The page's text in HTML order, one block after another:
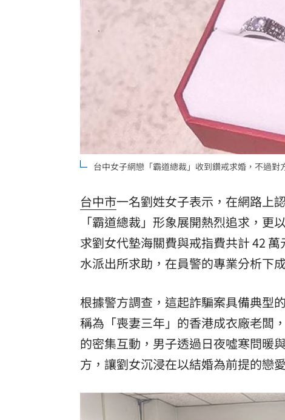
用戶注意！Gmail在2027年將「大砍3功能」
獨／詐10億囤黃金爆增值3倍：可望全拿回
台灣彩券開獎直播中 20:31
LIVE三立+24小時直播
三立iNEWS新聞台線上直播 18:00
「拍片人的多重宇宙」職涯論壇9/12登場！
理想混蛋號召粉絲跨海追星吃美食！ 18:15
台中女子網戀「霸道總裁」收到鑽戒求婚，不過
台中市一名劉姓女子表示，在網路上
「霸道總裁」形象展開熱烈追求，
求劉女代墊海關費與戒指費共計 42
水派出所求助，在員警的專業分析下
根據警方調查，這起詐騙案具備典型
稱為「喪妻三年」的香港成衣廠老闆
的密集互動，男子透過日夜噓寒問暖
方，讓劉女沉浸在以結婚為前提的戀